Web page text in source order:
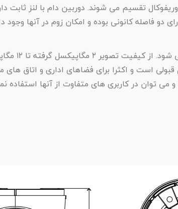
تقسیم می شوند. دوربین دام با لنز ثابت
دو فاصله کانونی بوده و امکان زوم در آنها وجود
دوربین
تصویر قابل قبولی است و اکثرا برای فضاهای اداری و
می توان در کاربری های متفاوت از آنها استفاده